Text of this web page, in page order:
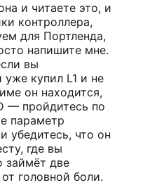
и читаете это, и
контроллера,
для Портленда,
напишите мне.
вы
уже купил L1 и не
он находится,
— пройдитесь по
параметр
убедитесь, что он
где вы
займёт две
головной боли.